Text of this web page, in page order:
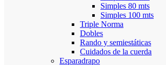
Simples 80 mts
Simples 100 mts
Triple Norma
Dobles
Rando y semiestáticas
Cuidados de la cuerda
Esparadrapo